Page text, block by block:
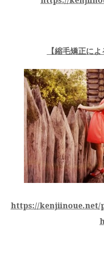
【縮毛矯正に
https://kenjiinoue.net/